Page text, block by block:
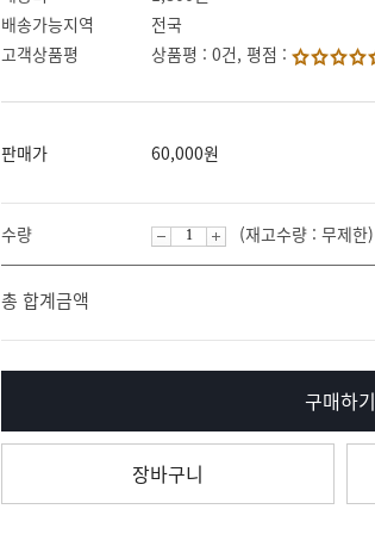
배송가능지역
전국
고객상품평
상품평 : 0건, 평점 :
판매가 60,000원
수량
감
소
증
가
(재고수량 : 무제한)
총 합계금액
구매하기
장바구니